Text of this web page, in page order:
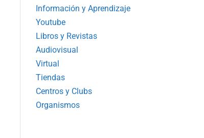
Información y Aprendizaje
Youtube
Libros y Revistas
Audiovisual
Virtual
Tiendas
Centros y Clubs
Organismos